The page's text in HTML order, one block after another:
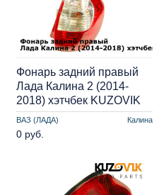
ВАЗ (ЛАДА) Калина
Фонарь задний правый
Лада Калина 2 (2014-
2018) хэтчбек KUZOVIK
0 руб.